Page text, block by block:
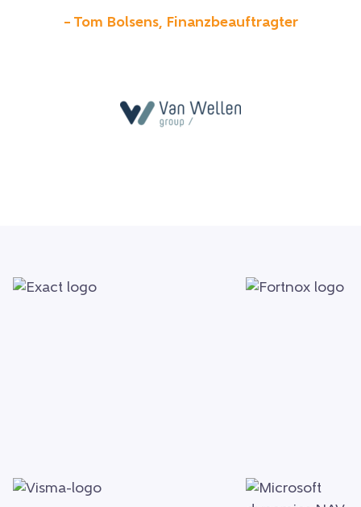
– Tom Bolsens, Finanzbeauftragter